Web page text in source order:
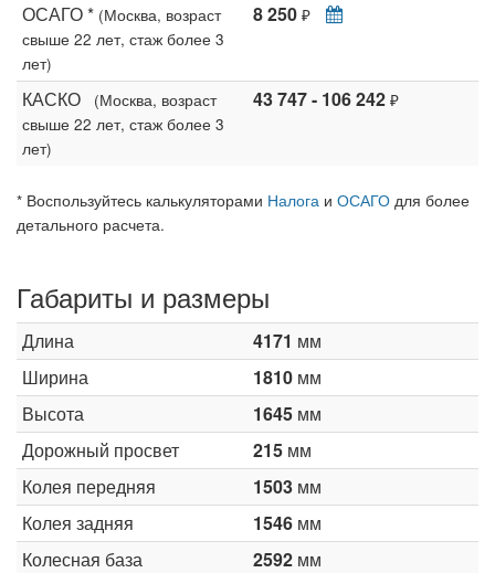
ОСАГО * (Москва, возраст
свыше 22 лет, стаж более 3
лет)
8 250 ₽
КАСКО
(Москва, возраст
свыше 22 лет, стаж более 3
лет)
43 747 - 106 242 ₽
* Воспользуйтесь калькуляторами Налога и ОСАГО для более
детального расчета.
Габариты и размеры
Длина 4171 мм
Ширина
1810 мм
Высота
1645 мм
Дорожный просвет
215 мм
Колея передняя
1503 мм
Колея задняя
1546 мм
Колесная база
2592 мм